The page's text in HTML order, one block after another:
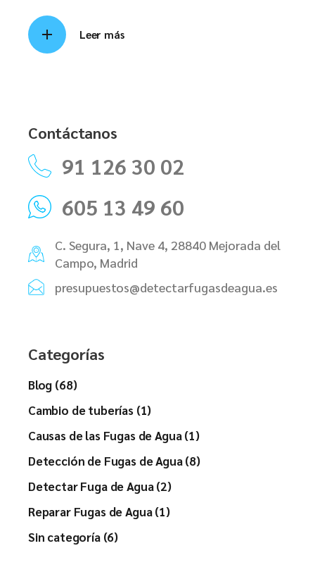
Leer más
Contáctanos
91 126 30 02
605 13 49 60
C. Segura, 1, Nave 4, 28840 Mejorada del
Campo, Madrid
presupuestos@detectarfugasdeagua.es
Categorías
Blog (68)
Cambio de tuberías (1)
Causas de las Fugas de Agua (1)
Detección de Fugas de Agua (8)
Detectar Fuga de Agua (2)
Reparar Fugas de Agua (1)
Sin categoría (6)